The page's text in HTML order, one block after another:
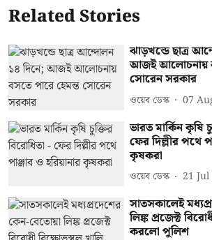
Related Stories
ঝাড়খন্ডে ছাত্র
আজই আলোচনায়
সোরেন সরকার
ওয়েব ডেস্ক 07
ভারত মার্কিন কৃষি
ফের দিল্লীর পথে
কৃষকরা
ওয়েব ডেস্ক 21
সাতসকালেই
লিঙ্ক প্রজেক্ট
করলো পুলিশ